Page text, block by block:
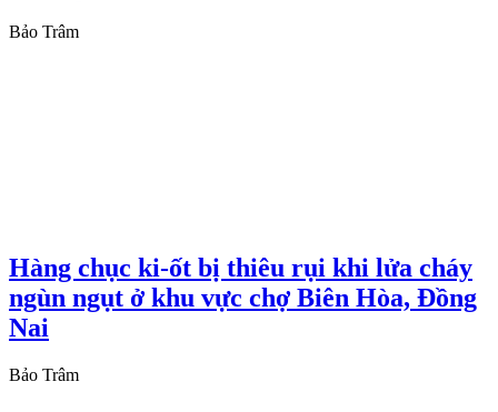
Bảo Trâm
Hàng chục ki-ốt bị thiêu rụi khi lửa cháy
ngùn ngụt ở khu vực chợ Biên Hòa, Đồng
Nai
Bảo Trâm